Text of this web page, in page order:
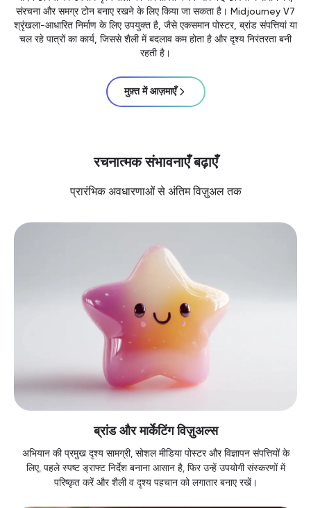
संरचना और समग्र टोन बनाए रखने के लिए किया जा सकता है। Midjourney V7
श्रृंखला-आधारित निर्माण के लिए उपयुक्त है, जैसे एकसमान पोस्टर, ब्रांड संपत्तियां या
चल रहे पात्रों का कार्य, जिससे शैली में बदलाव कम होता है और दृश्य निरंतरता बनी
रहती है।
मुफ़्त में आज़माएँ
रचनात्मक संभावनाएँ बढ़ाएँ
प्रारंभिक अवधारणाओं से अंतिम विज़ुअल तक
ब्रांड और मार्केटिंग विज़ुअल्स
अभियान की प्रमुख दृश्य सामग्री, सोशल मीडिया पोस्टर और विज्ञापन संपत्तियों के
लिए, पहले स्पष्ट ड्राफ्ट निर्देश बनाना आसान है, फिर उन्हें उपयोगी संस्करणों में
परिष्कृत करें और शैली व दृश्य पहचान को लगातार बनाए रखें।